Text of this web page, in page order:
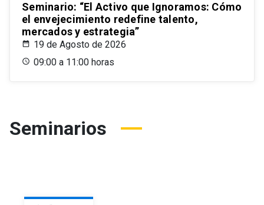
Seminario: “El Activo que Ignoramos: Cómo
el envejecimiento redefine talento,
mercados y estrategia”
19 de Agosto de 2026
09:00 a 11:00 horas
Seminarios